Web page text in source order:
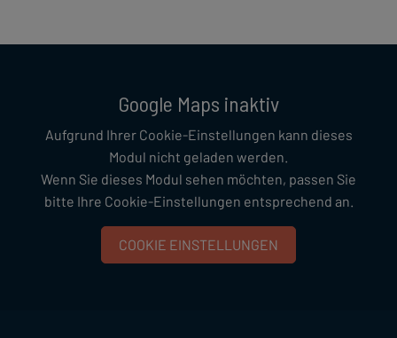
Google Maps inaktiv
Aufgrund Ihrer Cookie-Einstellungen kann dieses
Modul nicht geladen werden.
Wenn Sie dieses Modul sehen möchten, passen Sie
bitte Ihre Cookie-Einstellungen entsprechend an.
COOKIE EINSTELLUNGEN